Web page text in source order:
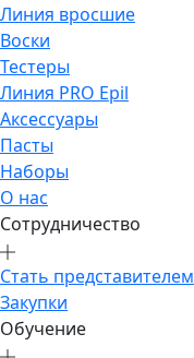
Линия вросшие
Воски
Тестеры
Линия PRO Epil
Аксессуары
Пасты
Наборы
О нас
Сотрудничество
Стать представителем
Закупки
Обучение